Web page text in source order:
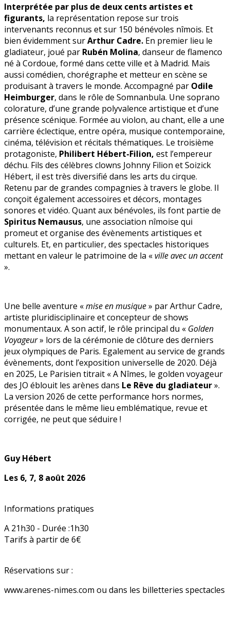
Interprétée par plus de deux cents artistes et
figurants, la représentation repose sur trois
intervenants reconnus et sur 150 bénévoles nîmois. Et
bien évidemment surArthur Cadre. En premier lieu le
gladiateur, joué par Rubén Molina, danseur de flamenco
né à Cordoue, formé dans cette ville et à Madrid. Mais
aussi comédien, chorégraphe et metteur en scène se
produisant à travers le monde. Accompagné par Odile
Heimburger, dans le rôle de Somnanbula. Une soprano
colorature, d’une grande polyvalence artistique et d’une
présence scénique. Formée au violon, au chant, elle a une
carrière éclectique, entre opéra, musique contemporaine,
cinéma, télévision et récitals thématiques. Le troisième
protagoniste, Philibert Hébert-Filion, est l’empereur
déchu. Fils des célèbres clowns Johnny Filion et Soizick
Hébert, il est très diversifié dans les arts du cirque.
Retenu par de grandes compagnies à travers le globe. Il
conçoit également accessoires et décors, montages
sonores et vidéo. Quant aux bénévoles, ils font partie de
Spiritus Nemausus, une association nîmoise qui
promeut et organise des évènements artistiques et
culturels. Et, en particulier, des spectacles historiques
mettant en valeur le patrimoine de la «ville avec un accent
».
Une belle aventure «mise en musique» par Arthur Cadre,
artiste pluridisciplinaire et concepteur de shows
monumentaux. A son actif, le rôle principal du « Golden
Voyageur» lors de la cérémonie de clôture des derniers
jeux olympiques de Paris. Egalement au service de grands
évènements, dont l’exposition universelle de 2020. Déjà
en 2025, Le Parisien titrait « A Nîmes, le golden voyageur
des JO éblouit les arènes dans Le Rêve du gladiateur».
La version 2026 de cette performance hors normes,
présentée dans le même lieu emblématique, revue et
corrigée, ne peut que séduire !
Guy Hébert
Les 6, 7, 8 août 2026
Informations pratiques
A 21h30 - Durée :1h30
Tarifs à partir de 6€
Réservations sur :
www.arenes-nimes.com ou dans les billetteries spectacles